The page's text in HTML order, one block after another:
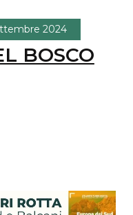
2024
BOSCO